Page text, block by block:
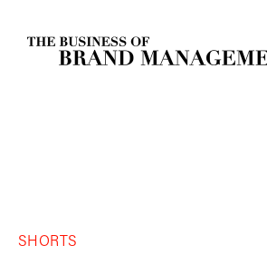
SHORTS